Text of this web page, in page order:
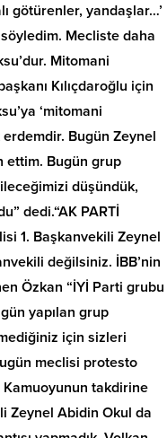
götürenler, yandaşlar…’
Mecliste daha
Mitomani
Kılıçdaroğlu için
‘mitomani
erdemdir. Bugün Zeynel
ettim. Bugün grup
düşündük,
dedi.“AK PARTİ
1. Başkanvekili Zeynel
değilsiniz. İBB’nin
Özkan “İYİ Parti grubu
yapılan grup
için sizleri
meclisi protesto
Kamuoyunun takdirine
Zeynel Abidin Okul da